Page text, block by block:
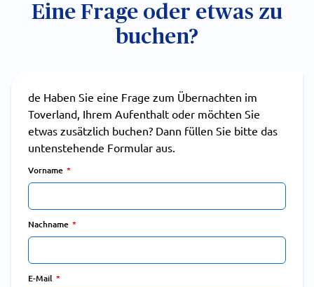
Eine Frage oder etwas zu
buchen?
de Haben Sie eine Frage zum Übernachten im
Toverland, Ihrem Aufenthalt oder möchten Sie
etwas zusätzlich buchen? Dann füllen Sie bitte das
untenstehende Formular aus.
Vorname
Nachname
E-Mail